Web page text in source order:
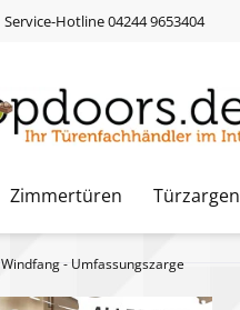
Service-Hotline 04244 9653404
Zimmertüren Türzargen
Windfang - Umfassungszarge